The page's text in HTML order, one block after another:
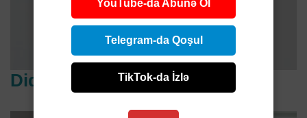
Diqqət çəkənlər
YouTube-da Abunə Ol
Telegram-da Qoşul
TikTok-da İzlə